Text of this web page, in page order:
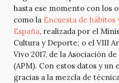
hasta ese momento con los
como la Encuesta de
España, realizada por el
Cultura y Deporte; o el VIII
Vivo 2017, de la Asociación
(APM). Con estos datos y un
gracias a la mezcla de